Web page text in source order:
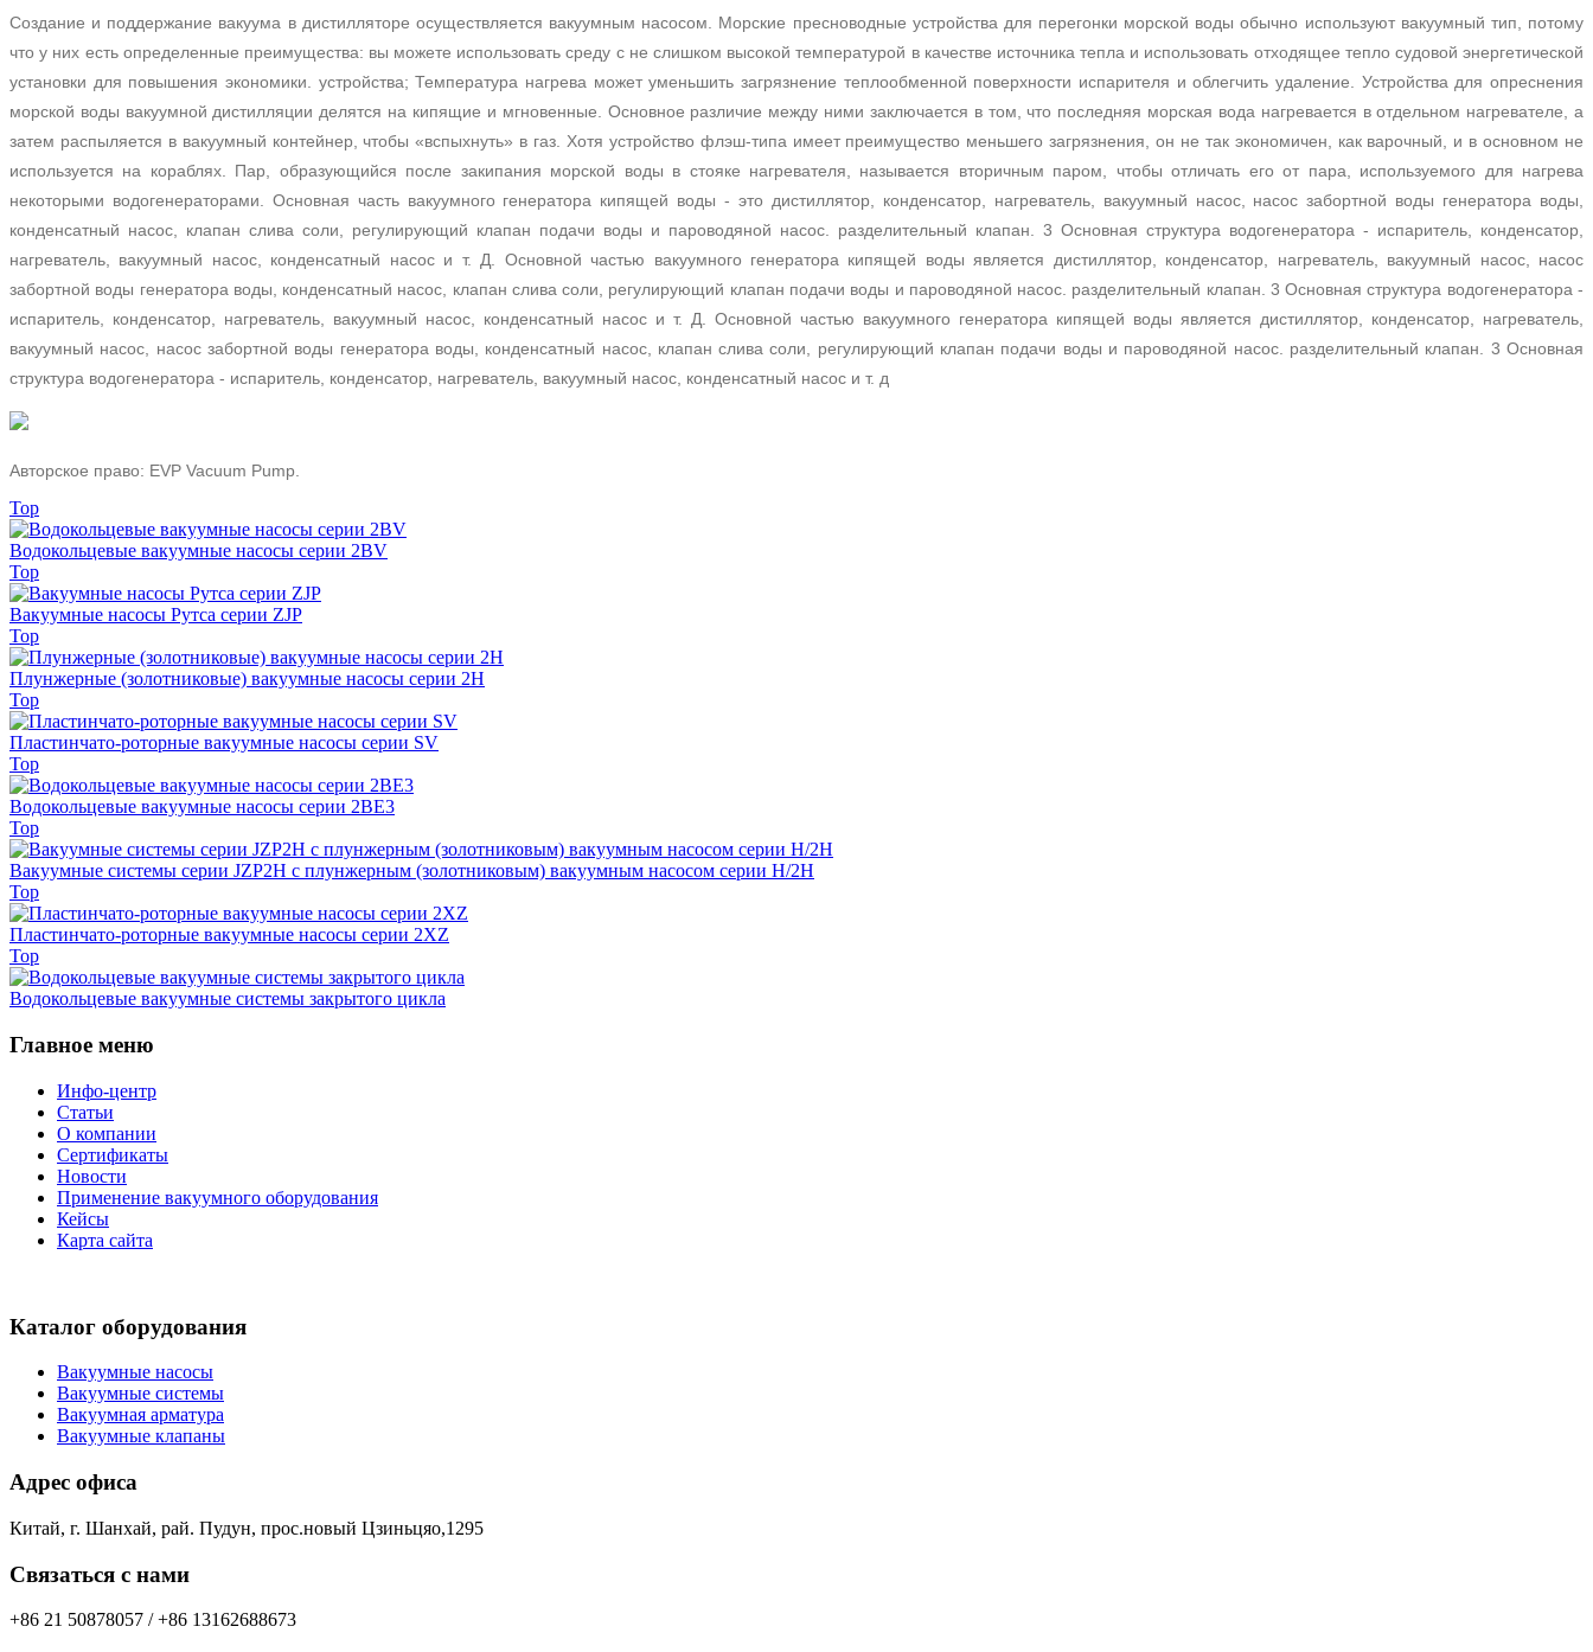
Создание и поддержание вакуума в дистилляторе осуществляется вакуумным насосом. Морские пресноводные устройства для перегонки морской воды обычно используют вакуумный тип, потому
что у них есть определенные преимущества: вы можете использовать среду с не слишком высокой температурой в качестве источника тепла и использовать отходящее тепло судовой энергетической
установки для повышения экономики. устройства;Температура нагрева может уменьшить загрязнение теплообменной поверхности испарителя и облегчить удаление. Устройства для опреснения
морской воды вакуумной дистилляции делятся на кипящие и мгновенные. Основное различие между ними заключается в том, что последняя морская вода нагревается в отдельном нагревателе, а
затем распыляется в вакуумный контейнер, чтобы «вспыхнуть» в газ. Хотя устройство флэш-типа имеет преимущество меньшего загрязнения,он не так экономичен, как варочный, и в основном не
используется на кораблях. Пар, образующийся после закипания морской воды в стояке нагревателя, называется вторичным паром, чтобы отличать его от пара, используемого для нагрева
некоторыми водогенераторами. Основная часть вакуумного генератора кипящей воды - это дистиллятор, конденсатор, нагреватель, вакуумный насос, насос забортной воды генератора воды,
конденсатный насос, клапан слива соли, регулирующий клапан подачи воды и пароводяной насос. разделительный клапан. 3 Основная структура водогенератора - испаритель, конденсатор,
нагреватель, вакуумный насос, конденсатный насос и т. Д. Основной частью вакуумного генератора кипящей воды является дистиллятор, конденсатор, нагреватель, вакуумный насос, насос
забортной воды генератора воды, конденсатный насос, клапан слива соли, регулирующий клапан подачи воды и пароводяной насос. разделительный клапан. 3 Основная структура водогенератора -
испаритель, конденсатор, нагреватель, вакуумный насос, конденсатный насос и т. Д. Основной частью вакуумного генератора кипящей воды является дистиллятор, конденсатор, нагреватель,
вакуумный насос, насос забортной воды генератора воды, конденсатный насос, клапан слива соли, регулирующий клапан подачи воды и пароводяной насос. разделительный клапан. 3 Основная
структура водогенератора - испаритель, конденсатор, нагреватель, вакуумный насос, конденсатный насос и т. д
Авторское право: EVP Vacuum Pump.
Top
Водокольцевые вакуумные насосы серии 2BV
Top
Вакуумные насосы Рутса серии ZJP
Top
Плунжерные (золотниковые) вакуумные насосы серии 2Н
Top
Пластинчато-роторные вакуумные насосы серии SV
Top
Водокольцевые вакуумные насосы серии 2BE3
Top
Вакуумные системы серии JZP2H с плунжерным (золотниковым) вакуумным насосом серии H/2H
Top
Пластинчато-роторные вакуумные насосы серии 2XZ
Top
Водокольцевые вакуумные системы закрытого цикла
Главное меню
Инфо-центр
Статьи
О компании
Сертификаты
Новости
Применение вакуумного оборудования
Кейсы
Карта сайта
Каталог оборудования
Вакуумные насосы
Вакуумные системы
Вакуумная арматура
Вакуумные клапаны
Адрес офиса
Китай, г. Шанхай, рай. Пудун, прос.новый Цзиньцяо,1295
Связаться с нами
+86 21 50878057 / +86 13162688673